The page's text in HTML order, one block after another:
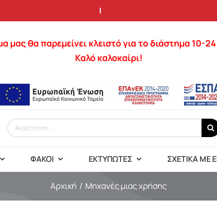
μας θα παρεμείνει κλειστό για το διάστημα 10-
Καλό καλοκαίρι!
Αναζήτηση
για:
ΦΑΚΟΊ ΕΚΤΥΠΩΤΈΣ ΣΧΕΤΙΚΆ ΜΕ
Αρχική Mηχανές μιας χρήσης